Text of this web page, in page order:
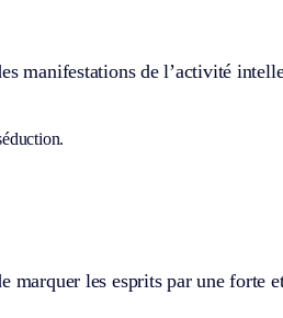
manifestations de l’activité
marquer les esprits par une forte